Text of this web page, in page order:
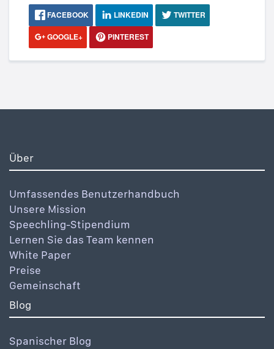
FACEBOOK LINKEDIN
TWITTER
GOOGLE+
PINTEREST
Über
Umfassendes Benutzerhandbuch
Unsere Mission
Speechling-Stipendium
Lernen Sie das Team kennen
White Paper
Preise
Gemeinschaft
Blog
Spanischer Blog